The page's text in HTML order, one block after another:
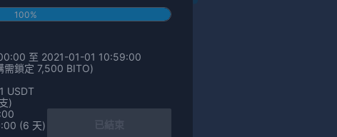
100%
至 2021-01-01 10:59:00
鎖定 7,500 BITO)
USDT
)
(6 天)